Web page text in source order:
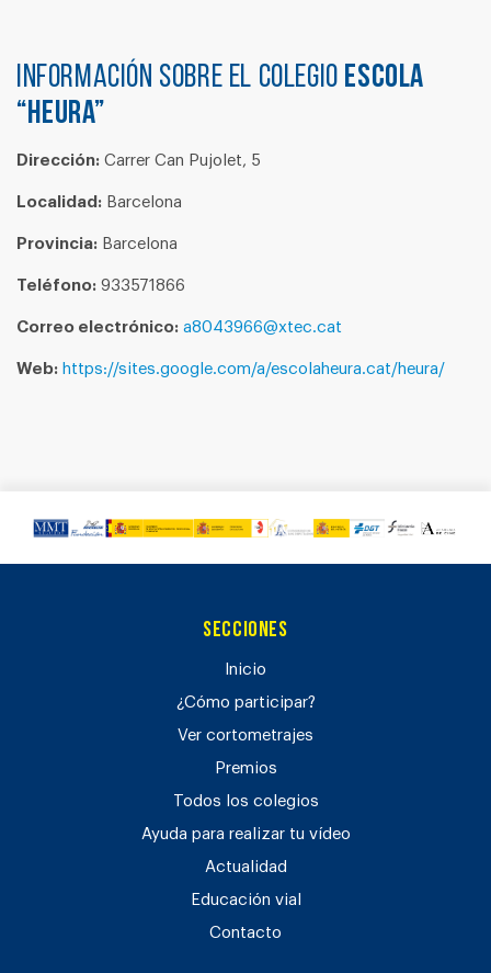
Información sobre el colegio ESCOLA
“HEURA”
Dirección: Carrer Can Pujolet, 5
Localidad: Barcelona
Provincia: Barcelona
Teléfono: 933571866
Correo electrónico: a8043966@xtec.cat
Web: https://sites.google.com/a/escolaheura.cat/heura/
Secciones
Inicio
¿Cómo participar?
Ver cortometrajes
Premios
Todos los colegios
Ayuda para realizar tu vídeo
Actualidad
Educación vial
Contacto